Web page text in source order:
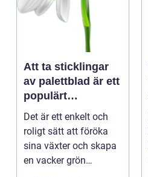
Att ta sticklingar
av palettblad är ett
populärt
hobbyprojekt för
många
trädgårdsentusiast
Det är ett enkelt och
roligt sätt att föröka
sina växter och skapa
en vacker grön